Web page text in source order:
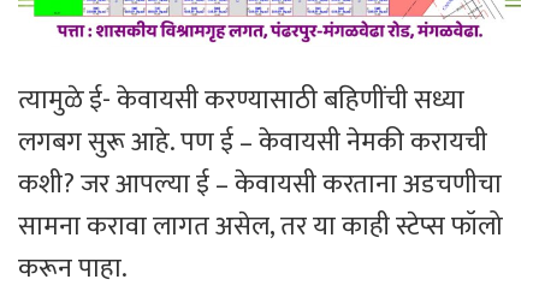
त्यामुळे ई- केवायसी करण्यासाठी बहिणींची सध्या
लगबग सुरू आहे. पण ई – केवायसी नेमकी करायची
कशी? जर आपल्या ई – केवायसी करताना अडचणीचा
सामना करावा लागत असेल, तर या काही स्टेप्स फॉलो
करून पाहा.